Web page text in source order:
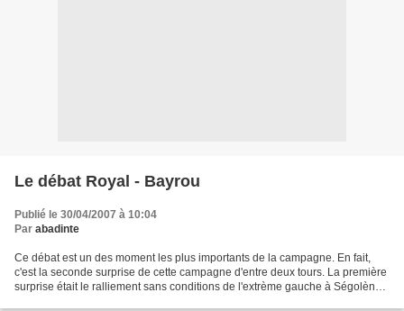
Le débat Royal - Bayrou
Publié le 30/04/2007 à 10:04
Par abadinte
Ce débat est un des moment les plus importants de la campagne. En fait,
c'est la seconde surprise de cette campagne d'entre deux tours. La première
surprise était le ralliement sans conditions de l'extrème gauche à Ségolène